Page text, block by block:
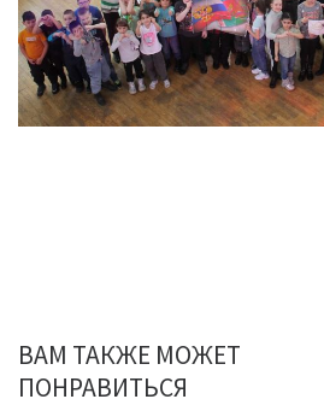
ВАМ ТАКЖЕ МОЖЕТ
ПОНРАВИТЬСЯ